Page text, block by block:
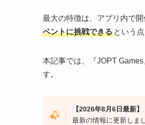
最大の特徴は、アプリ内で開
ベントに挑戦できる という
本記事では、『JOPT
す。
【2026年8月6日最新】
最新の情報に更新しま